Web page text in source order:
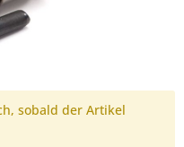
sobald der Artikel